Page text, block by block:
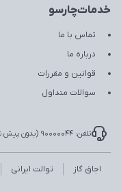
خدمات‌چارسو
تماس با ما
درباره ما
قوانین و مقررات
سوالات متداول
تلفن: 90000044 (بدون پیش شماره و رایگان)
اجاق گاز توالت ایرانی